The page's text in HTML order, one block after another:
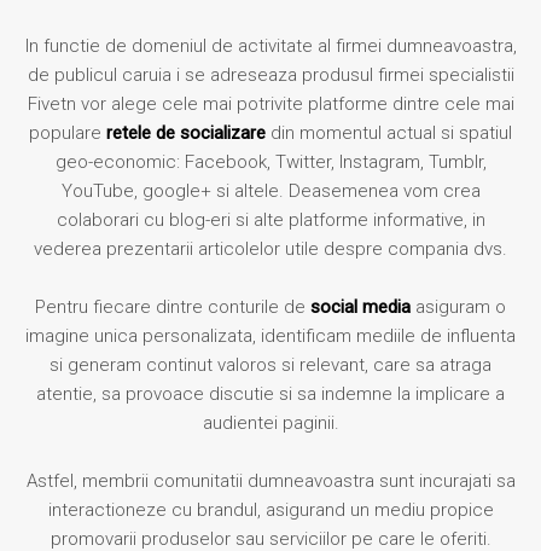
In functie de domeniul de activitate al firmei dumneavoastra,
de publicul caruia i se adreseaza produsul firmei specialistii
Fivetn vor alege cele mai potrivite platforme dintre cele mai
populare retele de socializare din momentul actual si spatiul
geo-economic: Facebook, Twitter, Instagram, Tumblr,
YouTube, google+ si altele. Deasemenea vom crea
colaborari cu blog-eri si alte platforme informative, in
vederea prezentarii articolelor utile despre compania dvs.
Pentru fiecare dintre conturile de social media asiguram o
imagine unica personalizata, identificam mediile de influenta
si generam continut valoros si relevant, care sa atraga
atentie, sa provoace discutie si sa indemne la implicare a
audientei paginii.
Astfel, membrii comunitatii dumneavoastra sunt incurajati sa
interactioneze cu brandul, asigurand un mediu propice
promovarii produselor sau serviciilor pe care le oferiti.